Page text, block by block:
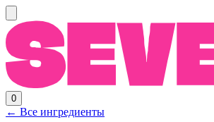
0
← Все ингредиенты